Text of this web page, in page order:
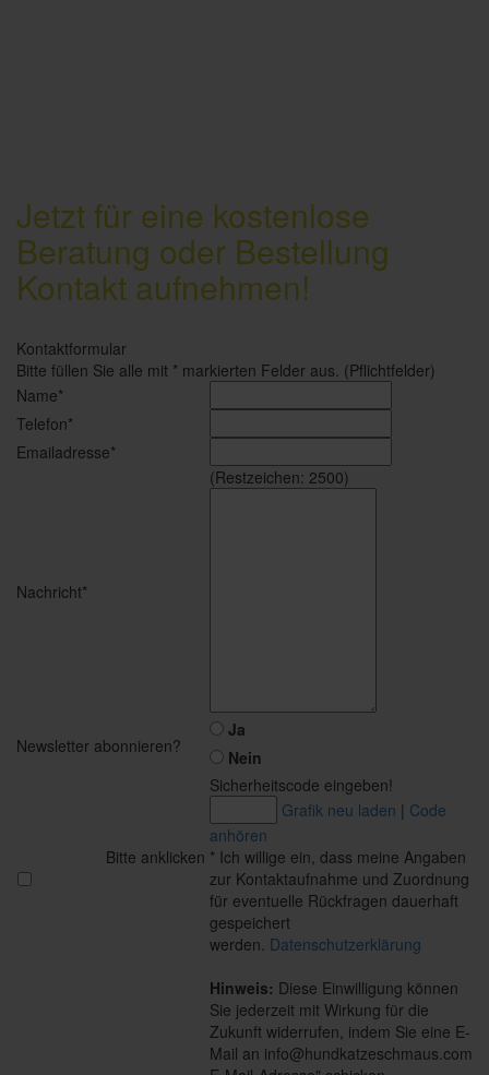
Jetzt für eine kostenlose
Beratung oder Bestellung
Kontakt aufnehmen!
Kontaktformular
Bitte füllen Sie alle mit * markierten Felder aus. (Pflichtfelder)
Name*
Telefon*
Emailadresse*
Nachricht*
(Restzeichen: 2500)
Newsletter abonnieren?
Ja
Nein
Sicherheitscode eingeben!
Grafik neu laden | Code
anhören
Bitte anklicken * Ich willige ein, dass meine Angaben
zur Kontaktaufnahme und Zuordnung
für eventuelle Rückfragen dauerhaft
gespeichert
werden. Datenschutzerklärung
Hinweis: Diese Einwilligung können
Sie jederzeit mit Wirkung für die
Zukunft widerrufen, indem Sie eine E-
Mail an info@hundkatzeschmaus.com